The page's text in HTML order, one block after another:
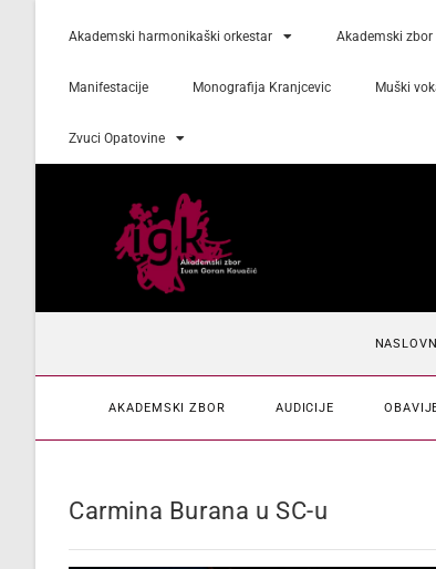
Akademski harmonikaški orkestar Akademski zbor
Manifestacije Monografija Kranjcevic Muški
Zvuci Opatovine
AKADEMSKI ZBOR AUDICIJE
Carmina Burana u SC-u